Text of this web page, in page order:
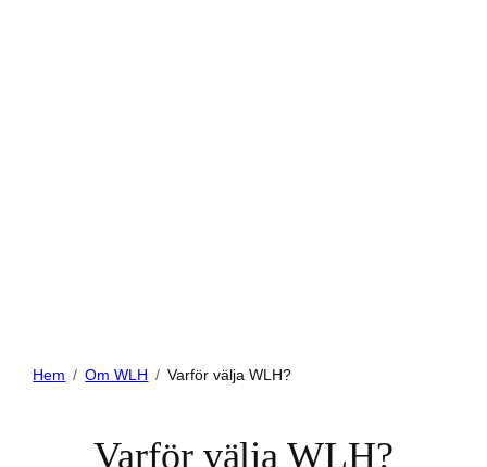
Hem Om WLH Varför välja WLH?
Varför välja WLH?